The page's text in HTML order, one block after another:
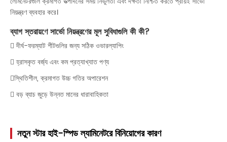
নিয়ন্ত্রণ ব্যবহার করে।
ব্যাগ স্তরায়ণে সার্ভো নিয়ন্ত্রণের মূল সুবিধাগুলি কী কী?
 দীর্ঘ-ফরম্যাট শীটগুলির জন্য সঠিক ওভারল্যাপিং
 হ্রাসকৃত বর্জ্য এবং কম প্রত্যাখ্যাত পণ্য
স্থিতিশীল, ক্রমাগত উচ্চ গতির অপারেশন
 বড় ব্যাচ জুড়ে উন্নত মানের ধারাবাহিকতা
নতুন স্টার হাই-স্পিড ল্যামিনেটরে বিনিয়োগের কারণ